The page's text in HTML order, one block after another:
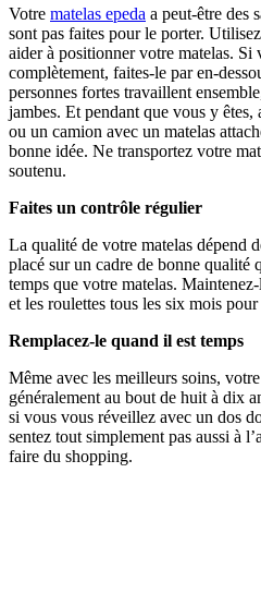
Votre matelas epeda a peut-être des
sont pas faites pour le porter.
aider à positionner votre matelas. Si
complètement, faites-le par en-
personnes fortes travaillent
jambes. Et pendant que vous y
ou un camion avec un matelas
bonne idée. Ne transportez votre
soutenu.
Faites un contrôle régulier
La qualité de votre matelas dépend
placé sur un cadre de bonne qualité
temps que votre matelas.
et les roulettes tous les six mois
Remplacez-le quand il est temps
Même avec les meilleurs soins,
généralement au bout de huit à dix
si vous vous réveillez avec un dos
sentez tout simplement pas aussi à
faire du shopping.